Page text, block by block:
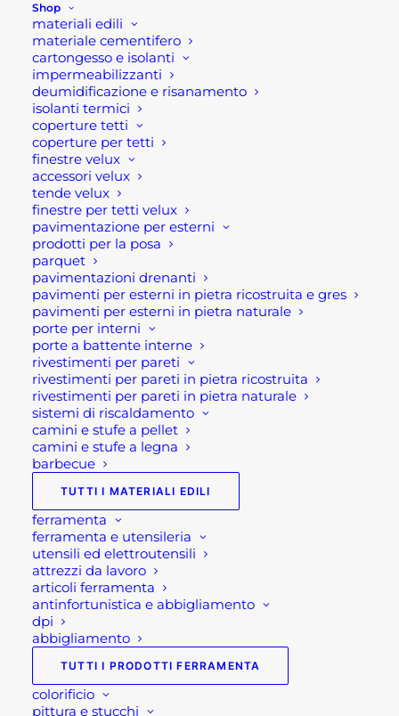
Shop
materiali edili
materiale cementifero
cartongesso e isolanti
impermeabilizzanti
deumidificazione e risanamento
isolanti termici
coperture tetti
coperture per tetti
finestre velux
accessori velux
tende velux
finestre per tetti velux
pavimentazione per esterni
prodotti per la posa
parquet
pavimentazioni drenanti
pavimenti per esterni in pietra ricostruita e gres
pavimenti per esterni in pietra naturale
porte per interni
porte a battente interne
rivestimenti per pareti
rivestimenti per pareti in pietra ricostruita
rivestimenti per pareti in pietra naturale
sistemi di riscaldamento
camini e stufe a pellet
camini e stufe a legna
barbecue
TUTTI I MATERIALI EDILI
ferramenta
ferramenta e utensileria
utensili ed elettroutensili
attrezzi da lavoro
articoli ferramenta
antinfortunistica e abbigliamento
dpi
abbigliamento
TUTTI I PRODOTTI FERRAMENTA
colorificio
pittura e stucchi
QUARZO PRISMA
5,90€ - 232,00 €Fascia
prezzo:
da
a
232,00 €
Questo
prodotto
ha
più
varianti.
Le
opzioni
possono
essere
scelte
nella
pagina
del
prodotto
In evidenza
TAVOLO DA GIARDINO ALLUNGABILE
LION
600,00 €
TAVOLO GIARDINO QUADRATO
ALLUNGABILE PANTHER
CUCINA DA ESTERNO COMPATTA
BRABURA LITE SERIES 300
3.230,00€
Più apprezzati
MARTELLO DA CARPENTIERE OSCA KLIP